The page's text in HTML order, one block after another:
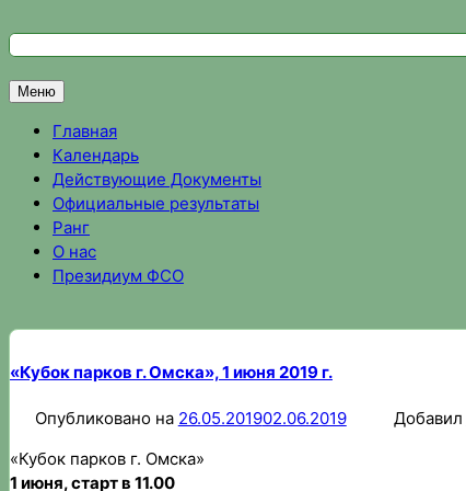
кФедерация спортивного ориентирования Омской области
Спортивное ориентирование в Омске, результаты
Меню
Главная
Календарь
Действующие Документы
Официальные результаты
Ранг
О нас
Президиум ФСО
«Кубок парков г. Омска», 1 июня 2019 г.
Опубликовано на 26.05.201902.06.2019 Добавил
«Кубок парков г. Омска»
1 июня, старт в 11.00